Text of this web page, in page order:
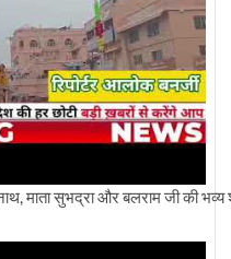
माता सुभद्रा और बलराम जी की भव्य